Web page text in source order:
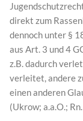
direkt zum
dennoch unter §
aus Art. 3 und 4
z.B. dadurch
verleitet, andere
einen anderen
(Ukrow; a.a.O.;